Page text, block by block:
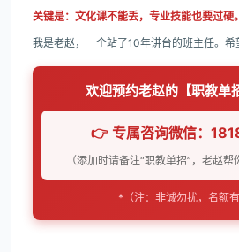
关键是：文化课不能丢，专业技能也要过硬。
我是老赵，一个站了10年讲台的班主任。希
欢迎预约老赵的【职教单
👉 专属咨询微信：
（添加时请备注“职教单招”，老赵帮
*（注：非诚勿扰，名额